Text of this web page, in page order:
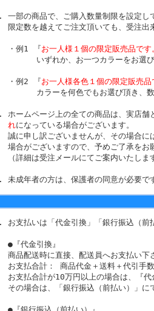
一部の商品で、ご購入数量制限を設定し
限定数を越えてご注文頂いても、受注出
・例1 『お一人様１個の限定販売品です。
いずれか、お一つカラーをお選び
・例2 『お一人様各色１個の限定販売品
カラーを何色でもお選び頂き、数
ホームページ上の全ての商品は、実店
れになっている場合がございます。
誠に申し訳ございませんが、その場合
場合がございますので、予めご了承をお
（詳細は受注メールにてご案内いたしま
未成年者の方は、保護者の同意が必要で
お支払いは「代金引換」「銀行振込（前
●『代金引換』
商品配送時に直接、配送員へお支払い下
お支払合計： 商品代金＋送料＋代引手数
お支払合計が10万円以上の場合は、『代
その場合は、「銀行振込（前払い）」に